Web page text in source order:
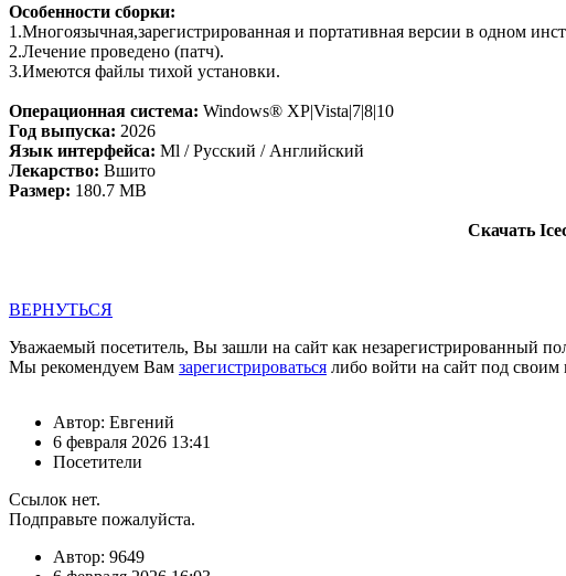
Особенности сборки:
1.Многоязычная,зарегистрированная и портативная версии в одном
2.Лечение проведено (патч).
3.Имеются файлы тихой установки.
Операционная система: Windows® XP|Vista|7|8|10
Год выпуска: 2026
Язык интерфейса: Ml / Русский / Английский
Лекарство: Вшито
Размер: 180.7 MB
Скачать
ВЕРНУТЬСЯ
Уважаемый посетитель, Вы зашли на сайт как незарегистрированный
Мы рекомендуем Вам зарегистрироваться либо войти на сайт под своим
Автор: Евгений
6 февраля 2026 13:41
Посетители
Ссылок нет.
Подправьте пожалуйста.
Автор: 9649